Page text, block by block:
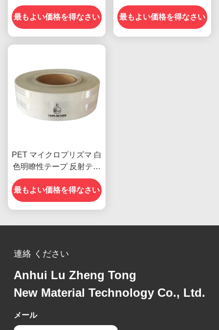
プ
最もよい価格を得なさい
ー 白 トレーラー用
最もよい価格を得なさい
PET マイクロプリズマ 白
色明瞭性テープ 反射テー
プ 車両用 ECE 認証
最もよい価格を得なさい
連絡 ください
Anhui Lu Zheng Tong
New Material Technology Co., Ltd.
メール